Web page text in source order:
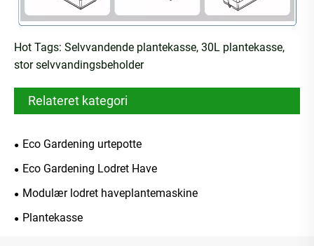
Hot Tags: Selvvandende plantekasse, 30L plantekasse,
stor selvvandingsbeholder
Relateret kategori
Eco Gardening urtepotte
Eco Gardening Lodret Have
Modulær lodret haveplantemaskine
Plantekasse